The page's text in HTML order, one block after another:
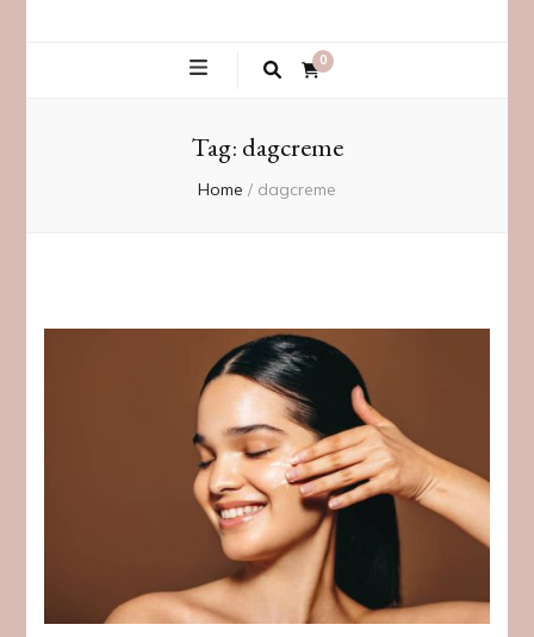
0
Tag: dagcreme
Home / dagcreme